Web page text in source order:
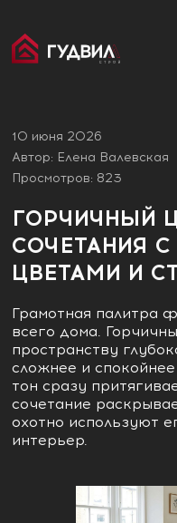
сочетания с другими
10 июня 2026
Автор: Елена Валевская
Просмотров: 823
ГОРЧИЧНЫЙ
СОЧЕТАНИЯ
ЦВЕТАМИ И
Грамотная палитра
всего дома.
пространству
сложнее и
тон сразу
сочетание
охотно используют
интерьер.